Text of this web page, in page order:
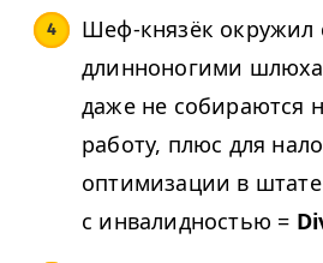
Шеф-князёк окружил
длинноногими
даже не собираются
работу, плюс для
оптимизации в
с инвалидностью =